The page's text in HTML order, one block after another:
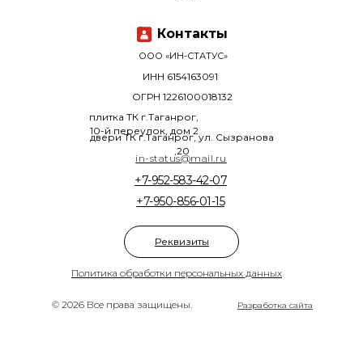
© 2026 Все права защищены.
Политика обработки персональных данных
+7-950-856-01-15
+7-952-583-42-07
ООО «ИН-СТАТУС»
плитка ТК г.Таганрог,
10-й переулок, дом 2
двери ТК г.Таганрог, ул. Сызранова
,20
ОГРН 1226100018132
ИНН 6154163091
Разработка сайта
in-status@mail.ru
Контакты
Реквизиты